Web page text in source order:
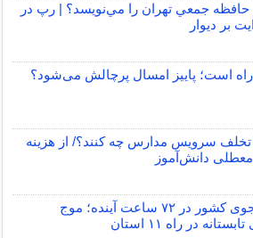
جمعي تهران را مي‌نويسد؟ | رپ در
بر ديوار
راه است؛ پاییز امسال پرچالش می‌شود؟
تخلف سرویس مدارس چه کنند؟/ از هزینه
معطلی دانش‌آموز
وضعیت جوی کشور در ۷۲ ساعت آینده؛ موج
در راه ۱۱ استان